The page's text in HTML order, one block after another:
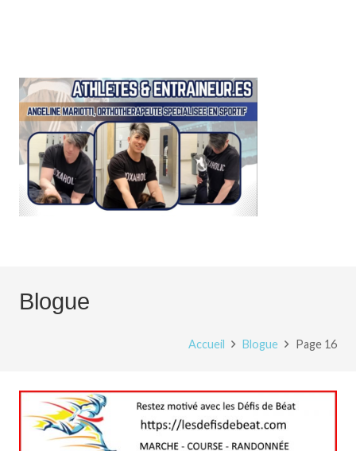
Blogue
Accueil Blogue Page 16